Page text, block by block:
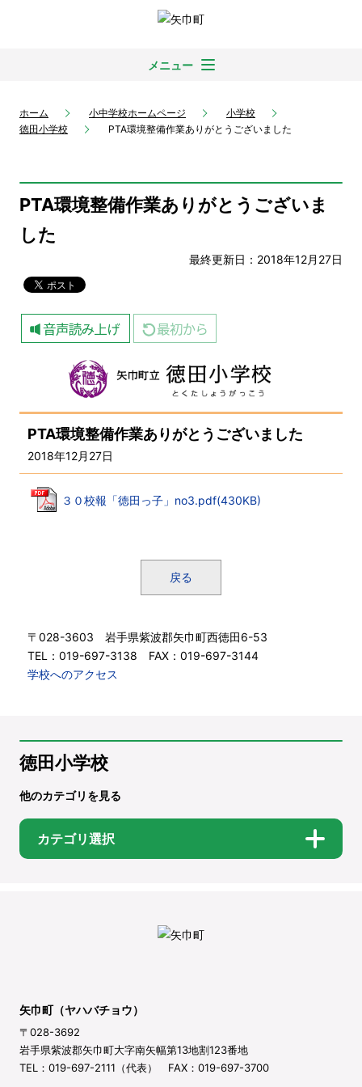
メニュー
ホーム 小中学校ホームページ
小学校
徳田小学校
PTA環境整備作業ありがとうございました
PTA環境整備作業ありがとうございま
した
最終更新日：2018年12月27日
PTA環境整備作業ありがとうございました
2018年12月27日
３０校報「徳田っ子」no3.pdf(430KB)
戻る
〒028-3603 岩手県紫波郡矢巾町西徳田6-53
TEL：019-697-3138 FAX：019-697-3144
学校へのアクセス
徳田小学校
他のカテゴリを見る
カテゴリ選択
矢巾町（ヤハバチョウ）
〒028-3692
岩手県紫波郡矢巾町大字南矢幅第13地割123番地
TEL：019-697-2111（代表） FAX：019-697-3700